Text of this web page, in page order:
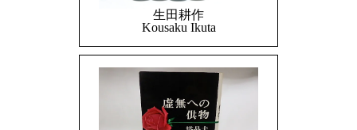
生田耕作
Kousaku Ikuta